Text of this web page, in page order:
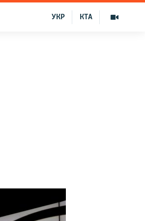
КТА
УКР